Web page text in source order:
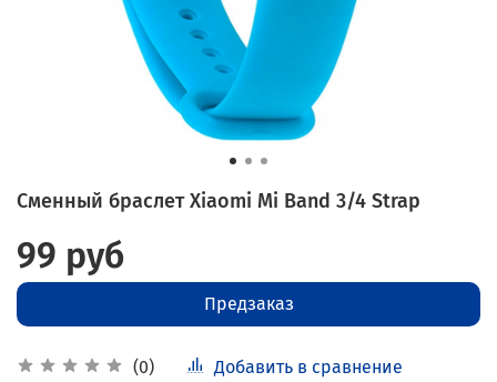
Сменный браслет Xiaomi Mi Band 3/4 Strap
(0) Добавить в сравнение
99 руб
Предзаказ